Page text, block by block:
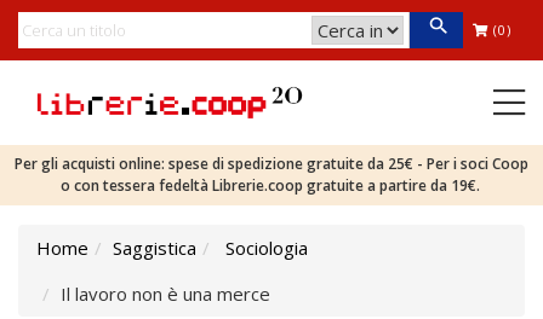
(0)
Per gli acquisti online: spese di spedizione gratuite da 25€ - Per i soci Coop
o con tessera fedeltà Librerie.coop gratuite a partire da 19€.
Home Saggistica
Sociologia
Il lavoro non è una merce